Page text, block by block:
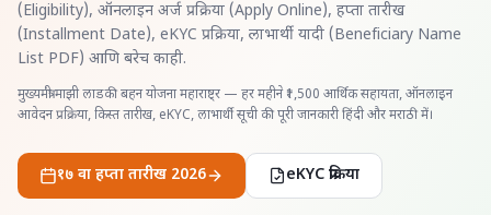
(Eligibility), ऑनलाइन अर्ज प्रक्रिया (Apply Online), हप्ता तारीख
(Installment Date), eKYC प्रक्रिया, लाभार्थी यादी (Beneficiary Name
List PDF) आणि बरेच काही.
मुख्यमंत्री माझी लाडकी बहन योजना महाराष्ट्र — हर महीने ₹1,500 आर्थिक सहायता, ऑनलाइन
आवेदन प्रक्रिया, किस्त तारीख, eKYC, लाभार्थी सूची की पूरी जानकारी हिंदी और मराठी में।
१७ वा हप्ता तारीख 2026 eKYC प्रक्रिया